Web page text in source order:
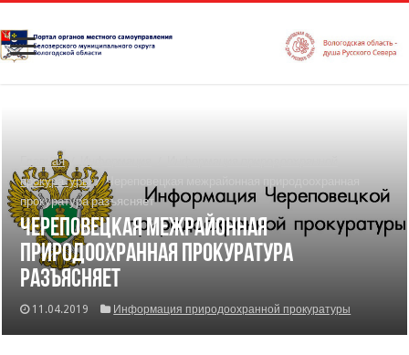
Главная
прокуратуры / Череповецкая межрайонная природоохранная
прокуратура разъясняет
Череповецкая межрайонная
природоохранная прокуратура
разъясняет
11.04.2019 Информация природоохранной прокуратуры